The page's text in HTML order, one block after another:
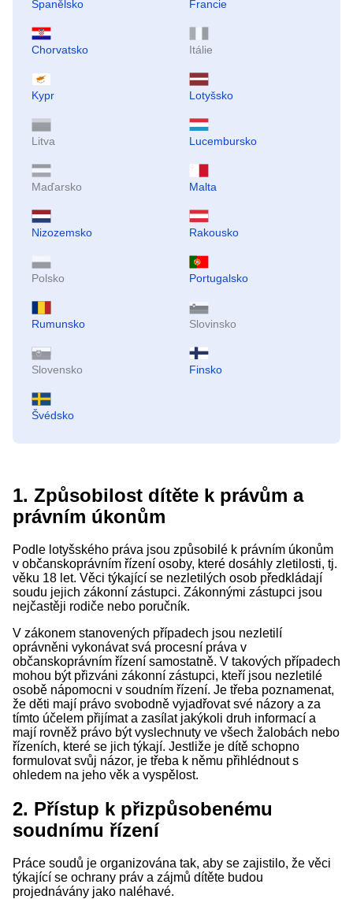
Španělsko Francie
Chorvatsko Itálie
Kypr Lotyšsko
Litva Lucembursko
Maďarsko Malta
Nizozemsko Rakousko
Polsko Portugalsko
Rumunsko Slovinsko
Slovensko Finsko
Švédsko
1. Způsobilost dítěte k právům a
právním úkonům
Podle lotyšského práva jsou způsobilé k právním úkonům
v občanskoprávním řízení osoby, které dosáhly zletilosti, tj.
věku 18 let. Věci týkající se nezletilých osob předkládají
soudu jejich zákonní zástupci. Zákonnými zástupci jsou
nejčastěji rodiče nebo poručník.
V zákonem stanovených případech jsou nezletilí
oprávněni vykonávat svá procesní práva v
občanskoprávním řízení samostatně. V takových případech
mohou být přizváni zákonní zástupci, kteří jsou nezletilé
osobě nápomocni v soudním řízení. Je třeba poznamenat,
že děti mají právo svobodně vyjadřovat své názory a za
tímto účelem přijímat a zasílat jakýkoli druh informací a
mají rovněž právo být vyslechnuty ve všech žalobách nebo
řízeních, které se jich týkají. Jestliže je dítě schopno
formulovat svůj názor, je třeba k němu přihlédnout s
ohledem na jeho věk a vyspělost.
2. Přístup k přizpůsobenému
soudnímu řízení
Práce soudů je organizována tak, aby se zajistilo, že věci
týkající se ochrany práv a zájmů dítěte budou
projednávány jako naléhavé.